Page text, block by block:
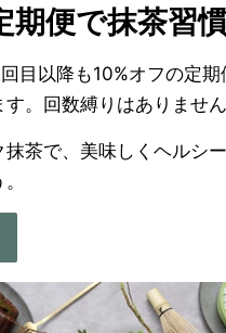
期便で抹茶習
目以降も10%オフの定期
。回数縛りはありません
茶で、美味しくヘルシ